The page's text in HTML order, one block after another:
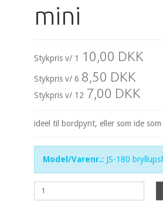
mini
Stykpris v/ 1 10,00 DKK
Stykpris v/ 6 8,50 DKK
Stykpris v/ 12 7,00 DKK
ideel til bordpynt, eller som ide som
Model/Varenr.: JS-180